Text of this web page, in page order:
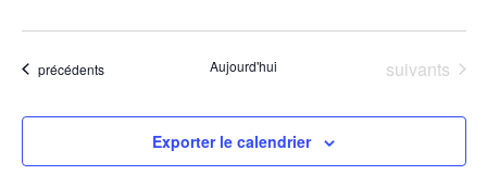
Événements
précédents Aujourd'hui Événements
suivants
Exporter le calendrier